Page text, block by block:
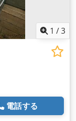
1 /3
電話する